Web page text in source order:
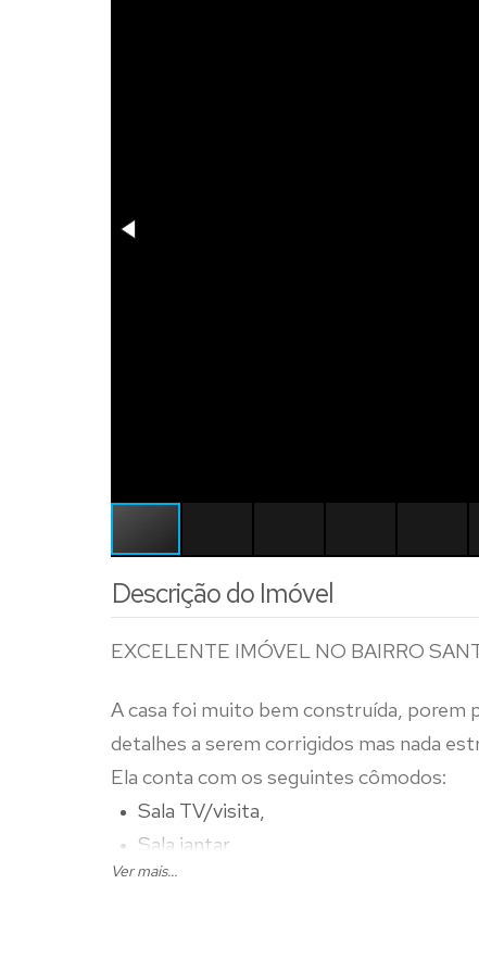
Descrição do Imóvel
EXCELENTE IMÓVEL NO BAIRRO
A casa foi muito bem construída, porem
detalhes a serem corrigidos mas nada
Ela conta com os seguintes cômodos:
Sala TV/visita,
Sala jantar,
3 quartos sendo 1(uma) Suíte,
Ver mais...